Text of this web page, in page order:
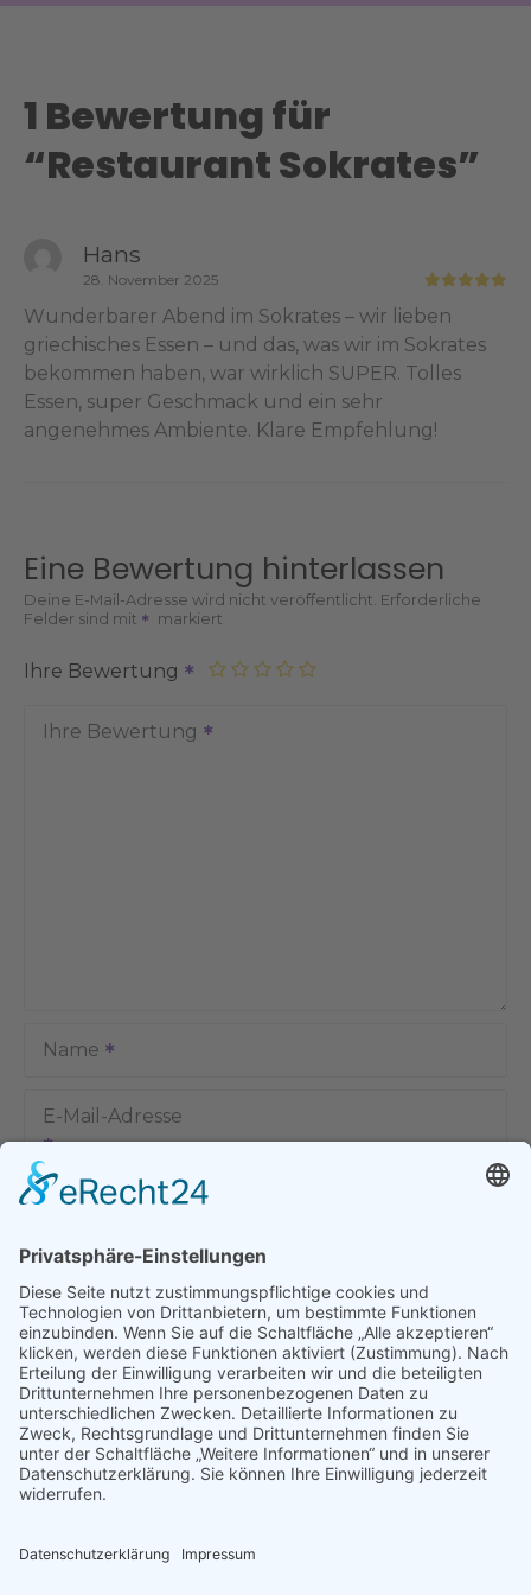
1 Bewertung für
“Restaurant Sokrates”
Hans
28. November 2025
Wunderbarer Abend im Sokrates – wir lieben
griechisches Essen – und das, was wir im Sokrates
bekommen haben, war wirklich SUPER. Tolles
Essen, super Geschmack und ein sehr
angenehmes Ambiente. Klare Empfehlung!
Eine Bewertung hinterlassen
Deine E-Mail-Adresse wird nicht veröffentlicht. Erforderliche
Felder sind mit
markiert
Ihre Bewertung
Ihre Bewertung
Name
E-Mail-Adresse
Name, E-Mail-Adresse und Website in diesem Browser für